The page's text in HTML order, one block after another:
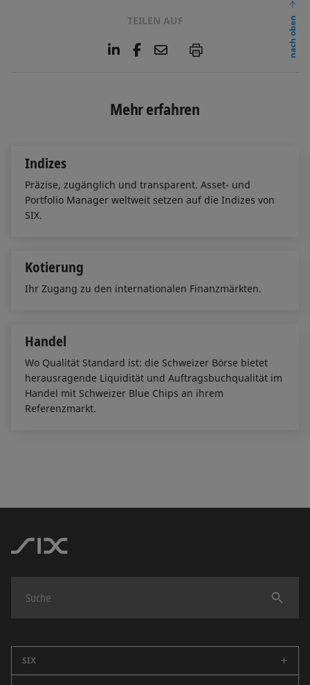
TEILEN AUF
L
e
d
F
o
E
l
P
nach oben
Mehr erfahren
Indizes
Präzise, zugänglich und transparent. Asset- und
Portfolio Manager weltweit setzen auf die Indizes von
SIX.
Kotierung
Ihr Zugang zu den internationalen Finanzmärkten.
Handel
Wo Qualität Standard ist: die Schweizer Börse bietet
herausragende Liquidität und Auftragsbuchqualität im
Handel mit Schweizer Blue Chips an ihrem
Referenzmarkt.
Finden
SIX